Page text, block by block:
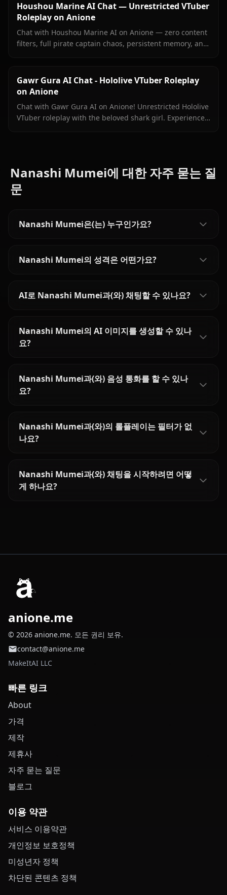
Houshou Marine AI Chat — Unrestricted VTuber
Roleplay on Anione
Chat with Houshou Marine AI on Anione — zero content
filters, full pirate captain chaos, persistent memory, and
Gawr Gura AI Chat - Hololive VTuber Roleplay
on Anione
Chat with Gawr Gura AI on Anione! Unrestricted Hololive
VTuber roleplay with the beloved shark girl. Experience
Nanashi Mumei에 대한 자주 묻는 질
문
Nanashi Mumei은(는) 누구인가요?
Nanashi Mumei의 성격은 어떤가요?
AI로 Nanashi Mumei과(와) 채팅할 수 있나요?
Nanashi Mumei의 AI 이미지를 생성할 수 있나
요?
Nanashi Mumei과(와) 음성 통화를 할 수 있나
요?
Nanashi Mumei과(와)의 롤플레이는 필터가 없
나요?
Nanashi Mumei과(와) 채팅을 시작하려면 어떻
게 하나요?
anione.me
© 2026 anione.me. 모든 권리 보유.
contact@anione.me
MakeItAI LLC
빠른 링크
About
가격
제작
제휴사
자주 묻는 질문
블로그
이용 약관
서비스 이용약관
개인정보 보호정책
미성년자 정책
차단된 콘텐츠 정책